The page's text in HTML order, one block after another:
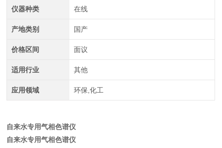
仪器种类 在线
产地类别 国产
价格区间 面议
适用行业 其他
应用领域 环保,化工
自来水专用气相色谱仪
自来水专用气相色谱仪